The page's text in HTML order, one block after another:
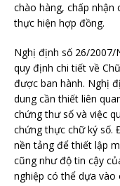
chào hàng, chấp nhận
thực hiện hợp đồng.
Nghị định số 26/2007/
quy định chi tiết về
được ban hành. Nghị
dung cần thiết liên
chứng thư số và việc
chứng thực chữ ký số.
nền tảng để thiết lập
cũng như độ tin cậy
nghiệp có thể dựa